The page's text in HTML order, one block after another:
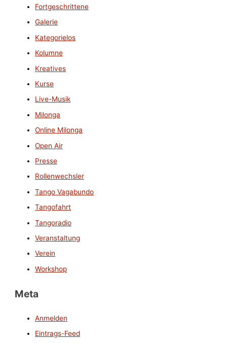
Fortgeschrittene
Galerie
Kategorielos
Kolumne
Kreatives
Kurse
Live-Musik
Milonga
Online Milonga
Open Air
Presse
Rollenwechsler
Tango Vagabundo
Tangofahrt
Tangoradio
Veranstaltung
Verein
Workshop
Meta
Anmelden
Eintrags-Feed